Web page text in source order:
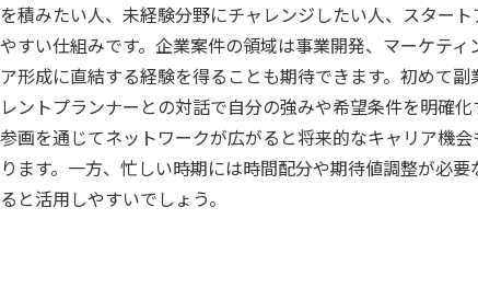
を積みたい人、未経験分野にチャレンジしたい人、スター
やすい仕組みです。企業案件の領域は事業開発、マーケテ
ア形成に直結する経験を得ることも期待できます。初めて
レントプランナーとの対話で自分の強みや希望条件を明確
参画を通じてネットワークが広がると将来的なキャリア機
ります。一方、忙しい時期には時間配分や期待値調整が必
ると活用しやすいでしょう。